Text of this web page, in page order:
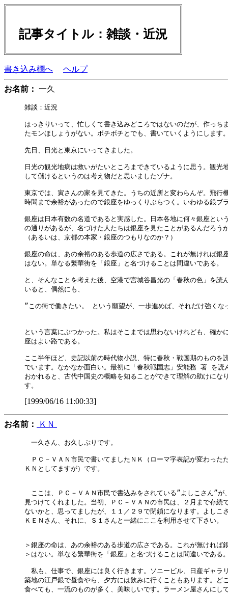
記事タイトル：雑談・近況
書き込み欄へ ヘルプ
お名前： 一久
雑談：近況
はっきりいって、忙しくて書き込みどころではないのだが、作っち
たモンほしょうがない。ボチボチとでも、書いていくようにします
先日、日光と東京にいってきました。
日光の観光地病は救いがたいところまできているように思う。観光
して儲けるというのは考え物だと思いましたゾナ。
東京では、寅さんの家を見てきた。うちの近所と変わらんぞ。飛行
時間まで余裕があったので銀座をゆっくりぶらつく。いわゆる銀ブ
銀座は日本有数の名道であると実感した。日本各地に何々銀座とい
の通りがあるが、名づけた人たちは銀座を見たことがあるんだろう
（あるいは、京都の本家・銀座のつもりなのか？）
銀座の命は、あの余裕のある歩道の広さである。これが無ければ銀
はない。単なる繁華街を「銀座」と名づけることは間違いである。
と、そんなことを考えた後、空港で宮城谷昌光の「春秋の色」を読
いると、偶然にも、
”この街で働きたい。 という願望が、一歩進めば、それだけ強くな
という言葉にぶつかった。私はそこまでは思わないけれども、確か
座はよい路である。
ここ半年ほど、史記以前の時代物小説、特に春秋・戦国期のものを
でいます。なかなか面白い。最初に「春秋戦国志」安能務 著 を読
おかれると、古代中国史の概略を知ることができて理解の助けにな
[1999/06/16 11:00:33]
お名前： ＫＮ
一久さん、お久しぶりです。
ＰＣ－ＶＡＮ市民で書いてましたＮＫ（ローマ字表記が変わった
ＫＮとしてますが）です。
ここは、ＰＣ－ＶＡＮ市民で書込みをされている”よしこさん”が
見つけてくれました。当初、ＰＣ－ＶＡＮの市民は、２月まで存続
ないかと、思ってましたが、１１／２９で閉鎖になります。よしこ
ＫＥＮさん、それに、Ｓ１さんと一緒にここを利用させて下さい。
＞銀座の命は、あの余裕のある歩道の広さである。これが無ければ
＞はない。単なる繁華街を「銀座」と名づけることは間違いである
私も、仕事で、銀座には良く行きます。ソニービル、日産ギャラ
築地の江戸銀で昼食やら、夕方には飲みに行くこともあります。ど
食べても、一流のものが多く、美味しいです。ラーメン屋さんにし